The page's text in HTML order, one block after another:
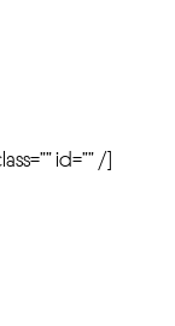
id=”” /]